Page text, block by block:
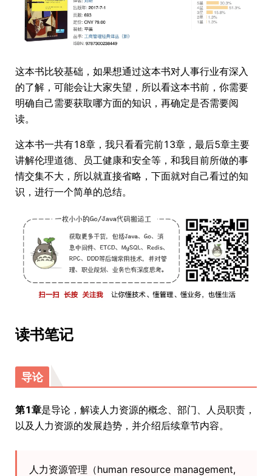
这本书比较基础，如果想通过这本书对人事行业有深入
的了解，可能会让大家失望，所以看这本书前，你需要
明确自己需要获取哪方面的知识，再确定是否需要阅
读。
这本书一共有18章，我只看看完前13章，最后5章主要
讲解伦理道德、员工健康和安全等，和我目前所做的事
情交集不大，所以就直接省略，下面就对自己看过的知
识，进行一个简单的总结。
读书笔记
导论
第1章是导论，解读人力资源的概念、部门、人员职责，
以及人力资源的发展趋势，并介绍后续章节内容。
人力资源管理（human resource management,